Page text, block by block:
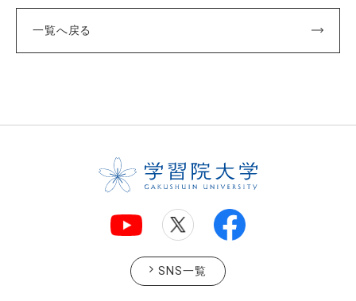
一覧へ戻る
SNS一覧